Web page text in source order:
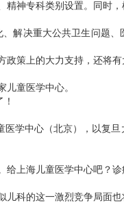
神专科类别设置。同时
解决重大公共卫生问题
策上的大力支持，还将有
童医学中心。
学中心（北京），以复
上海儿童医学中心吧？
科的这一激烈竞争局面也